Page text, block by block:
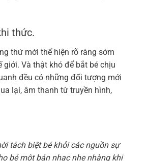
thức.
thứ mới thể hiện rõ ràng sớm
Và thật khó để bắt bé chịu
đều có những đối tượng mới
lại, âm thanh từ truyền hình,
tách biệt bé khỏi các nguồn sự
bé một bản nhạc nhẹ nhàng khi